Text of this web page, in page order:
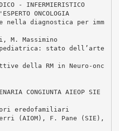
- INFERMIERISTICO
ONCOLOGIA
nella diagnostica per imm
M. Massimino
pediatrica: stato dell’arte
della RM in Neuro-onc
CONGIUNTA AIEOP SIE
eredofamiliari
(AIOM), F. Pane (SIE),